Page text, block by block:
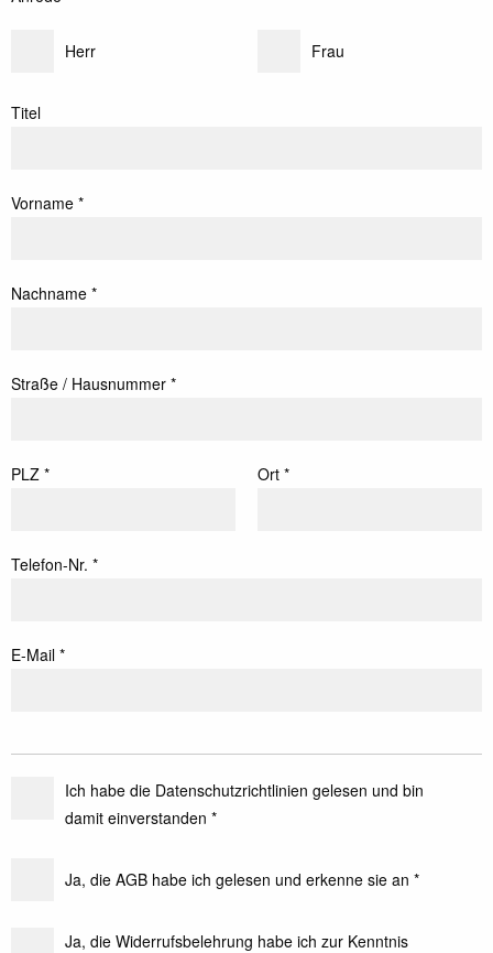
Herr Frau
Titel
Vorname *
Nachname *
Straße / Hausnummer *
PLZ * Ort *
Telefon-Nr. *
E-Mail *
Ich habe die Datenschutzrichtlinien gelesen und bin
damit einverstanden *
Ja, die AGB habe ich gelesen und erkenne sie an *
Ja, die Widerrufsbelehrung habe ich zur Kenntnis